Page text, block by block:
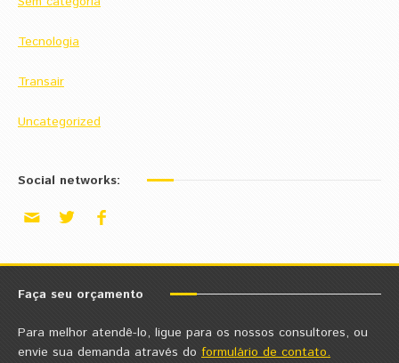
Tecnologia
Transair
Uncategorized
Social networks:
Faça seu orçamento
Para melhor atendê-lo, ligue para os nossos consultores, ou
envie sua demanda através do formulário de contato.